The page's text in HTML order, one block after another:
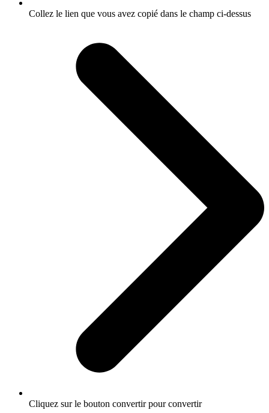
Collez le lien que vous avez copié dans le champ ci-dessus
Cliquez sur le bouton convertir pour convertir